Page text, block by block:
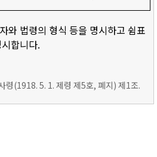
와 법령의 형식 등을 명시하고 쉼표
합니다.
령(1918. 5. 1. 제령 제5호, 폐지) 제1조.